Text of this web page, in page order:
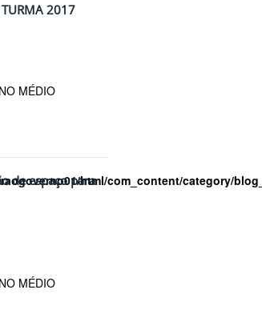
html/com_content/category/
TURMA 2017
MÉDIO
de espaço para
MÉDIO